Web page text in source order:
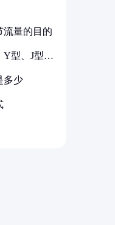
流量的目的
Y型、J型、
多少